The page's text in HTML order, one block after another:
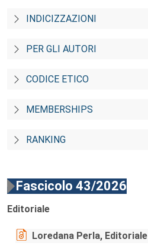
INDICIZZAZIONI
PER GLI AUTORI
CODICE ETICO
MEMBERSHIPS
RANKING
Fascicolo 43/2026
Editoriale
Loredana Perla, Editoriale